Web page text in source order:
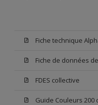
Fiche technique
FDES collective
Guide Couleurs